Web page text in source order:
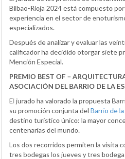
Bilbao-Rioja 2024 está compuesto
experiencia en el sector de
especializados.
Después de analizar y evaluar las
calificador ha decidido otorgar siete
Mención Especial.
PREMIO BEST OF –
ASOCIACIÓN DEL BARRIO DE LA
El jurado ha valorado la propuesta
su promoción conjunta del Barrio de
destino turístico único: la mayor
centenarias del mundo.
Los dos recorridos permiten la visita
tres bodegas los jueves y tres